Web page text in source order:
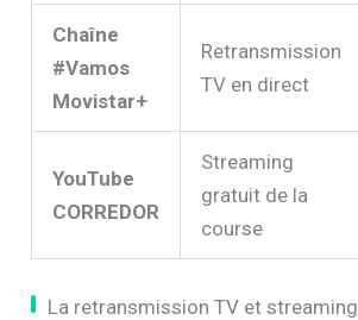
Chaîne
#Vamos
Movistar+
Retransmission
TV en direct
YouTube
CORREDOR
Streaming
gratuit de la
course
La retransmission TV et streaming